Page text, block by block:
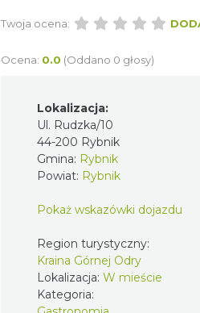
Twoja ocena:
Ocena: 0.0 (Oddano 0 głosy)
Lokalizacja:
Ul. Rudzka/10
44-200 Rybnik
Gmina: Rybnik
Powiat: Rybnik
Pokaż wskazówki dojazdu
Region turystyczny:
Kraina Górnej Odry
Lokalizacja: W mieście
Kategoria: